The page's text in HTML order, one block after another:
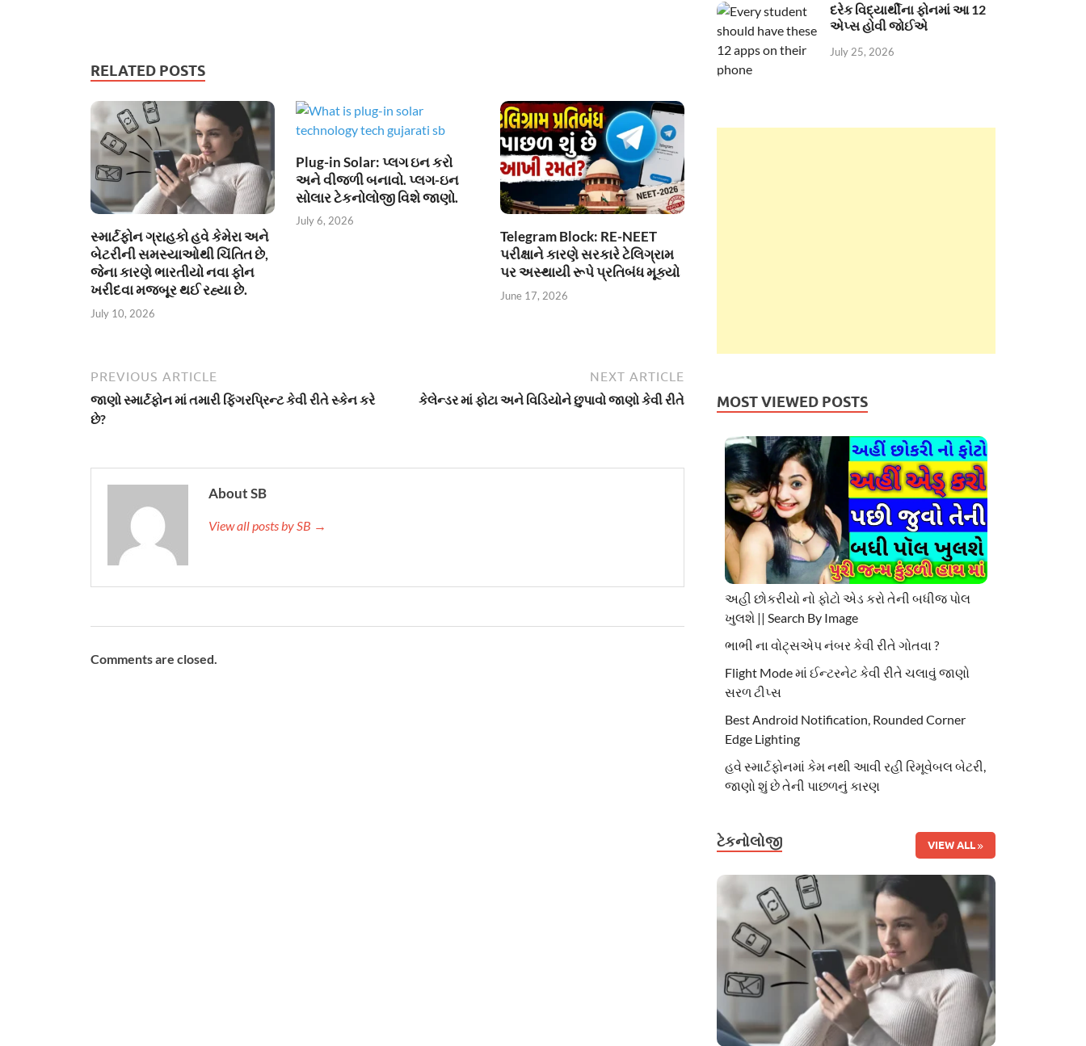
RELATED POSTS
સ્માર્ટફોન ગ્રાહકો હવે કેમેરા અને
બેટરીની સમસ્યાઓથી ચિંતિત છે,
જેના કારણે ભારતીયો નવા ફોન
ખરીદવા મજબૂર થઈ રહ્યા છે.
July 10, 2026
Plug-in Solar: પ્લગ ઇન કરો
અને વીજળી બનાવો. પ્લગ-ઇન
સોલાર ટેકનોલોજી વિશે જાણો.
July 6, 2026
Telegram Block: RE-NEET
પરીક્ષાને કારણે સરકારે ટેલિગ્રામ
પર અસ્થાયી રૂપે પ્રતિબંધ મૂક્યો
June 17, 2026
PREVIOUS ARTICLE
જાણો સ્માર્ટફોન માં તમારી ફિંગરપ્રિન્ટ કેવી રીતે સ્કેન કરે
છે?
NEXT ARTICLE
કેલેન્ડર માં ફોટા અને વિડિયોને છુપાવો જાણો કેવી રીતે
About SB
View all posts by SB →
Comments are closed.
દરેક વિદ્યાર્થીના ફોનમાં આ 12
એપ્સ હોવી જોઈએ
July 25, 2026
MOST VIEWED POSTS
અહી છોકરીયો નો ફોટો એડ કરો તેની બધીજ પોલ
ખુલશે || Search By Image
ભાભી ના વોટ્સએપ નંબર કેવી રીતે ગોતવા ?
Flight Mode માં ઈન્ટરનેટ કેવી રીતે ચલાવું જાણો
સરળ ટીપ્સ
Best Android Notification, Rounded Corner
Edge Lighting
હવે સ્માર્ટફોનમાં કેમ નથી આવી રહી રિમૂવેબલ બેટરી,
જાણો શું છે તેની પાછળનું કારણ
ટેકનોલોજી VIEW ALL